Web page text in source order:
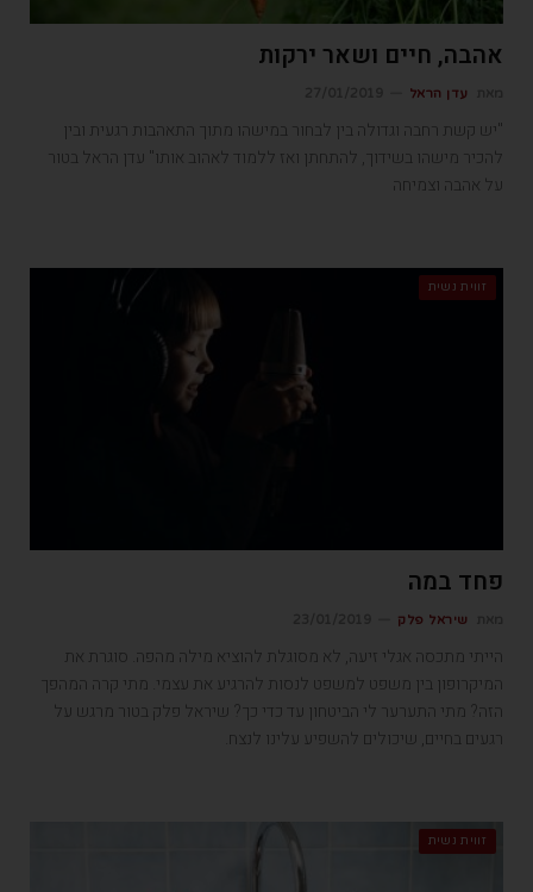
אהבה, חיים ושאר ירקות
עדן הראל
"יש קשת רחבה וגדולה בין לבחור במישהו מתוך התאהבות רגעית ובין
להכיר מישהו בשידוך, להתחתן ואז ללמוד לאהוב אותו" עדן הראל בטור
על אהבה וצמיחה
זווית נשית
פחד במה
שיראל פלק
הייתי מתכסה אגלי זיעה, לא מסוגלת להוציא מילה מהפה. סוגרת את
המיקרופון בין משפט למשפט לנסות להרגיע את עצמי. מתי קרה המהפך
הזה? מתי התערער לי הביטחון עד כדי כך? שיראל פלק בטור מרגש על
רגעים בחיים, שיכולים להשפיע עלינו לנצח.
זווית נשית